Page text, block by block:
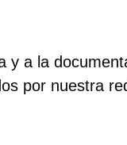
y a la
por nuestra